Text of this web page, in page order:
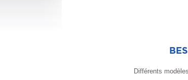
Différents